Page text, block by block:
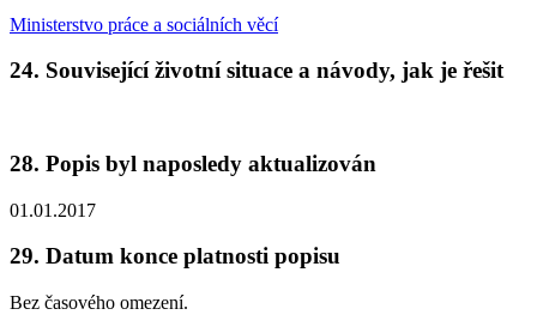
Ministerstvo práce a sociálních věcí
24. Související životní situace a návody, jak je řešit
28. Popis byl naposledy aktualizován
01.01.2017
29. Datum konce platnosti popisu
Bez časového omezení.